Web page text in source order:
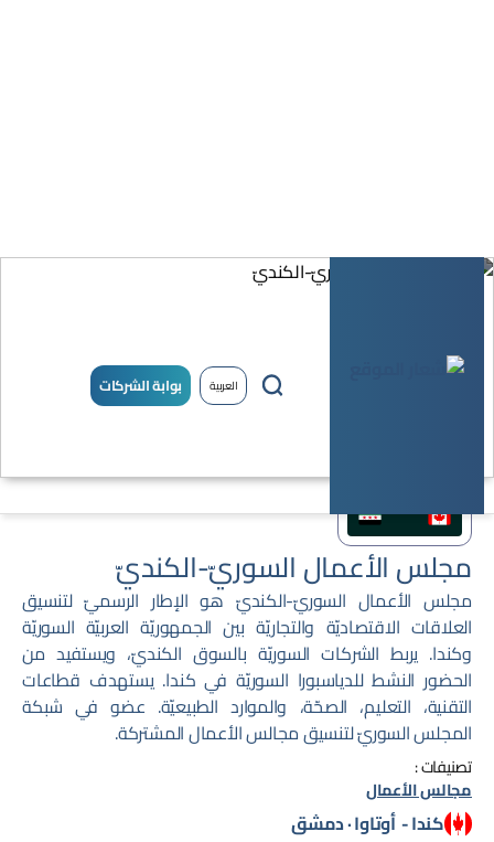
العربية بوابة الشركات
مجلس الأعمال السوريّ-الكنديّ
مجلس الأعمال السوريّ-الكنديّ هو الإطار الرسميّ لتنسيق
العلاقات الاقتصاديّة والتجاريّة بين الجمهوريّة العربيّة السوريّة
وكندا. يربط الشركات السوريّة بالسوق الكنديّ، ويستفيد من
الحضور النشط للدياسبورا السوريّة في كندا. يستهدف قطاعات
التقنية، التعليم، الصحّة، والموارد الطبيعيّة. عضو في شبكة
المجلس السوريّ لتنسيق مجالس الأعمال المشتركة.
تصنيفات :
مجالس الأعمال
كندا-أوتاوا · دمشق